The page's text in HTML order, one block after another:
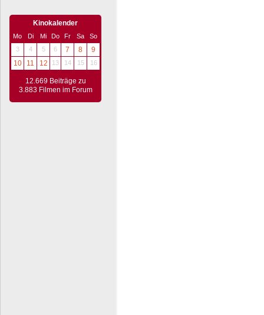
Kinokalender
Mo Di Mi Do Fr Sa
So
3
4 5 6 7 8
9
10
11 12 13 14 15 16
12.669 Beiträge zu
3.883 Filmen im Forum